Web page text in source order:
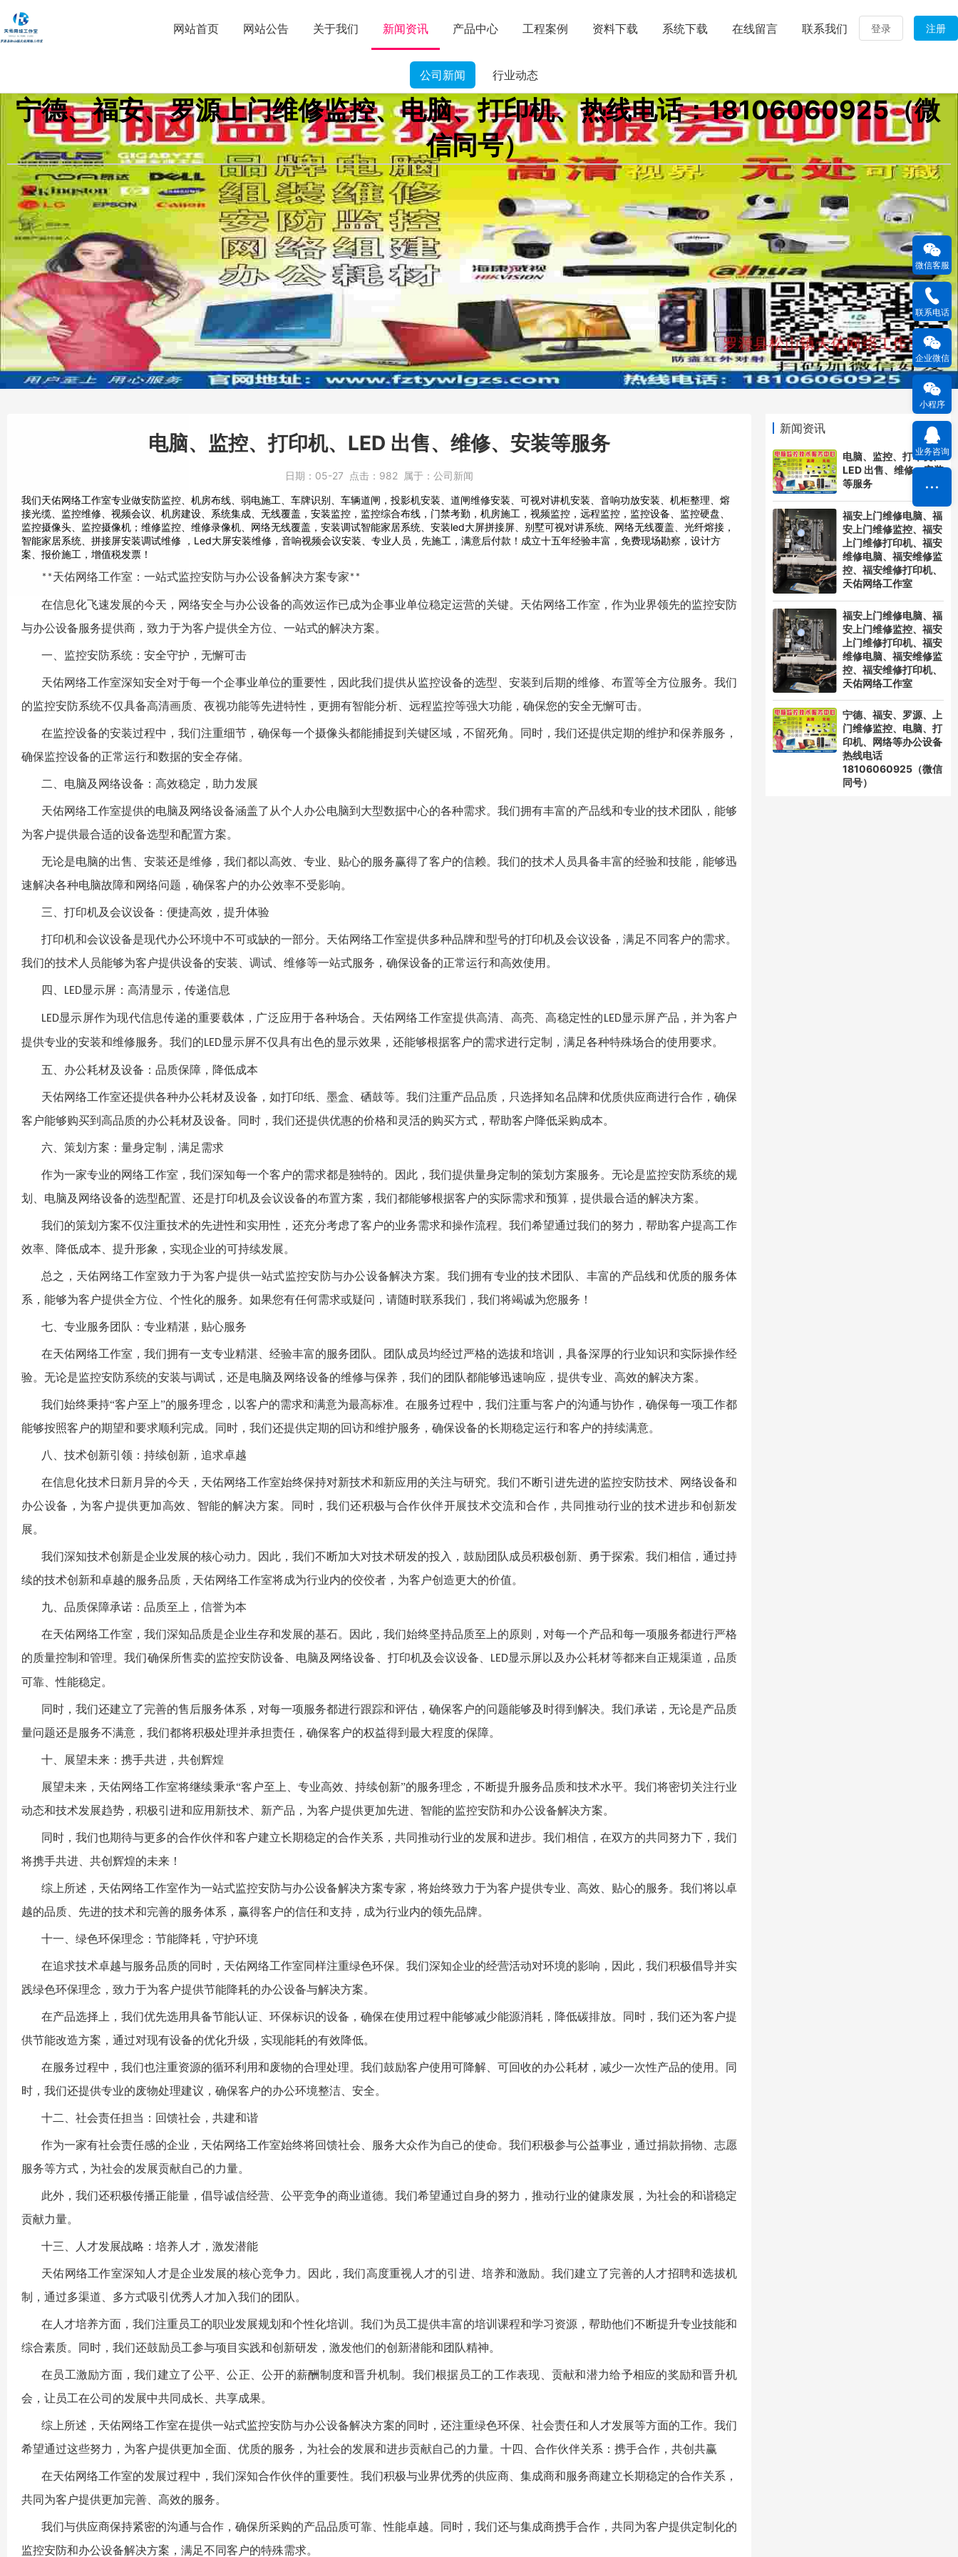
登录 注册
网站首页 网站公告 关于我们 新闻资讯 产品中心 工程案例 资料下载 系统下载 在线留言 联系我们
公司新闻 行业动态
宁德、福安、罗源上门维修监控、电脑、打印机、热线电话：18106060925（微
信同号）
新闻资讯
电脑、监控、打印机、
LED 出售、维修、安装
等服务
福安上门维修电脑、福
安上门维修监控、福安
上门维修打印机、福安
维修电脑、福安维修监
控、福安维修打印机、
天佑网络工作室
福安上门维修电脑、福
安上门维修监控、福安
上门维修打印机、福安
维修电脑、福安维修监
控、福安维修打印机、
天佑网络工作室
宁德、福安、罗源、上
门维修监控、电脑、打
印机、网络等办公设备
热线电话
18106060925（微信
同号）
电脑、监控、打印机、LED 出售、维修、安装等服务
日期： 05-27 点击： 982 属于： 公司新闻
我们天佑网络工作室专业做安防监控、机房布线、弱电施工、车牌识别、车辆道闸，投影机安装、道闸维修安装、可视对讲机安装、音响功放安装、机柜整理、熔
接光缆、监控维修、视频会议、机房建设、系统集成、无线覆盖，安装监控，监控综合布线，门禁考勤，机房施工，视频监控，远程监控，监控设备、监控硬盘、
监控摄像头、监控摄像机；维修监控、维修录像机、网络无线覆盖，安装调试智能家居系统、安装led大屏拼接屏、别墅可视对讲系统、网络无线覆盖、光纤熔接，
智能家居系统、拼接屏安装调试维修 ，Led大屏安装维修，音响视频会议安装、专业人员，先施工，满意后付款！成立十五年经验丰富，免费现场勘察，设计方
案、报价施工，增值税发票！
**天佑网络工作室 ：一站式监控安防与办公设备解决方案专家**
在信息化飞速发展的今天，网络安全与办公设备的高效运作已成为企事业单位稳定运营的关键。 天佑网络工作室 ，作为业界领先的监控安防
与办公设备服务提供商，致力于为客户提供全方位、一站式的解决方案。
一、监控安防系统：安全守护，无懈可击
天佑网络工作室深知安全对于每一个企事业单位的重要性，因此我们提供从监控设备的选型、安装到后期的维修、布置等全方位服务。我们
的监控安防系统不仅具备高清画质、夜视功能等先进特性，更拥有智能分析、远程监控等强大功能，确保您的安全无懈可击。
在监控设备的安装过程中，我们注重细节，确保每一个摄像头都能捕捉到关键区域，不留死角。同时，我们还提供定期的维护和保养服务，
确保监控设备的正常运行和数据的安全存储。
二、电脑及网络设备：高效稳定，助力发展
天佑网络工作室提供的电脑及网络设备涵盖了从个人办公电脑到大型数据中心的各种需求。我们拥有丰富的产品线和专业的技术团队，能够
为客户提供最合适的设备选型和配置方案。
无论是电脑的出售、安装还是维修，我们都以高效、专业、贴心的服务赢得了客户的信赖。我们的技术人员具备丰富的经验和技能，能够迅
速解决各种电脑故障和网络问题，确保客户的办公效率不受影响。
三、打印机及会议设备：便捷高效，提升体验
打印机和会议设备是现代办公环境中不可或缺的一部分。 天佑网络工作室提供多种品牌和型号的打印机及会议设备，满足不同客户的需求。
我们的技术人员能够为客户提供设备的安装、调试、维修等一站式服务，确保设备的正常运行和高效使用。
四、 LED显示屏：高清显示，传递信息
LED显示屏作为现代信息传递的重要载体，广泛应用于各种场合。 天佑网络工作室提供高清、高亮、高稳定性的 LED显示屏产品，并为客户
提供专业的安装和维修服务。我们的LED显示屏不仅具有出色的显示效果，还能够根据客户的需求进行定制，满足各种特殊场合的使用要求。
五、办公耗材及设备：品质保障，降低成本
天佑网络工作室还提供各种办公耗材及设备，如打印纸、墨盒、硒鼓等。我们注重产品品质，只选择知名品牌和优质供应商进行合作，确保
客户能够购买到高品质的办公耗材及设备。同时，我们还提供优惠的价格和灵活的购买方式，帮助客户降低采购成本。
六、策划方案：量身定制，满足需求
作为一家专业的网络工作室，我们深知每一个客户的需求都是独特的。因此，我们提供量身定制的策划方案服务。无论是监控安防系统的规
划、电脑及网络设备的选型配置、还是打印机及会议设备的布置方案，我们都能够根据客户的实际需求和预算，提供最合适的解决方案。
我们的策划方案不仅注重技术的先进性和实用性，还充分考虑了客户的业务需求和操作流程。我们希望通过我们的努力，帮助客户提高工作
效率、降低成本、提升形象，实现企业的可持续发展。
总之， 天佑网络工作室致力于为客户提供一站式监控安防与办公设备解决方案。我们拥有专业的技术团队、丰富的产品线和优质的服务体
系，能够为客户提供全方位、个性化的服务。如果您有任何需求或疑问，请随时联系我们，我们将竭诚为您服务！
七、专业服务团队：专业精湛，贴心服务
在天佑网络工作室 ，我们拥有一支专业精湛、经验丰富的服务团队。团队成员均经过严格的选拔和培训，具备深厚的行业知识和实际操作经
验。无论是监控安防系统的安装与调试，还是电脑及网络设备的维修与保养，我们的团队都能够迅速响应，提供专业、高效的解决方案。
我们始终秉持“客户至上”的服务理念，以客户的需求和满意为最高标准。在服务过程中，我们注重与客户的沟通与协作，确保每一项工作都
能够按照客户的期望和要求顺利完成。同时，我们还提供定期的回访和维护服务，确保设备的长期稳定运行和客户的持续满意。
八、技术创新引领：持续创新，追求卓越
在信息化技术日新月异的今天， 天佑网络工作室始终保持对新技术和新应用的关注与研究。我们不断引进先进的监控安防技术、网络设备和
办公设备，为客户提供更加高效、智能的解决方案。同时，我们还积极与合作伙伴开展技术交流和合作，共同推动行业的技术进步和创新发
展。
我们深知技术创新是企业发展的核心动力。因此，我们不断加大对技术研发的投入，鼓励团队成员积极创新、勇于探索。我们相信，通过持
续的技术创新和卓越的服务品质， 天佑网络工作室将成为行业内的佼佼者，为客户创造更大的价值。
九、品质保障承诺：品质至上，信誉为本
在天佑网络工作室 ，我们深知品质是企业生存和发展的基石。因此，我们始终坚持品质至上的原则，对每一个产品和每一项服务都进行严格
的质量控制和管理。我们确保所售卖的监控安防设备、电脑及网络设备、打印机及会议设备、
LED显示屏以及办公耗材等都来自正规渠道，品质
可靠、性能稳定。
同时，我们还建立了完善的售后服务体系，对每一项服务都进行跟踪和评估，确保客户的问题能够及时得到解决。我们承诺，无论是产品质
量问题还是服务不满意，我们都将积极处理并承担责任，确保客户的权益得到最大程度的保障。
十、展望未来：携手共进，共创辉煌
展望未来， 天佑网络工作室将继续秉承“客户至上、专业高效、持续创新”的服务理念，不断提升服务品质和技术水平。我们将密切关注行业
动态和技术发展趋势，积极引进和应用新技术、新产品，为客户提供更加先进、智能的监控安防和办公设备解决方案。
同时，我们也期待与更多的合作伙伴和客户建立长期稳定的合作关系，共同推动行业的发展和进步。我们相信，在双方的共同努力下，我们
将携手共进、共创辉煌的未来！
综上所述， 天佑网络工作室作为一站式监控安防与办公设备解决方案专家，将始终致力于为客户提供专业、高效、贴心的服务。我们将以卓
越的品质、先进的技术和完善的服务体系，赢得客户的信任和支持，成为行业内的领先品牌。
十一、绿色环保理念：节能降耗，守护环境
在追求技术卓越与服务品质的同时， 天佑网络工作室同样注重绿色环保。我们深知企业的经营活动对环境的影响，因此，我们积极倡导并实
践绿色环保理念，致力于为客户提供节能降耗的办公设备与解决方案。
在产品选择上，我们优先选用具备节能认证、环保标识的设备，确保在使用过程中能够减少能源消耗，降低碳排放。同时，我们还为客户提
供节能改造方案，通过对现有设备的优化升级，实现能耗的有效降低。
在服务过程中，我们也注重资源的循环利用和废物的合理处理。我们鼓励客户使用可降解、可回收的办公耗材，减少一次性产品的使用。同
时，我们还提供专业的废物处理建议，确保客户的办公环境整洁、安全。
十二、社会责任担当：回馈社会，共建和谐
作为一家有社会责任感的企业， 天佑网络工作室始终将回馈社会、服务大众作为自己的使命。我们积极参与公益事业，通过捐款捐物、志愿
服务等方式，为社会的发展贡献自己的力量。
此外，我们还积极传播正能量，倡导诚信经营、公平竞争的商业道德。我们希望通过自身的努力，推动行业的健康发展，为社会的和谐稳定
贡献力量。
十三、人才发展战略：培养人才，激发潜能
天佑网络工作室深知人才是企业发展的核心竞争力。因此，我们高度重视人才的引进、培养和激励。我们建立了完善的人才招聘和选拔机
制，通过多渠道、多方式吸引优秀人才加入我们的团队。
在人才培养方面，我们注重员工的职业发展规划和个性化培训。我们为员工提供丰富的培训课程和学习资源，帮助他们不断提升专业技能和
综合素质。同时，我们还鼓励员工参与项目实践和创新研发，激发他们的创新潜能和团队精神。
在员工激励方面，我们建立了公平、公正、公开的薪酬制度和晋升机制。我们根据员工的工作表现、贡献和潜力给予相应的奖励和晋升机
会，让员工在公司的发展中共同成长、共享成果。
综上所述， 天佑网络工作室在提供一站式监控安防与办公设备解决方案的同时，还注重绿色环保、社会责任和人才发展等方面的工作。我们
希望通过这些努力，为客户提供更加全面、优质的服务，为社会的发展和进步贡献自己的力量。十四、合作伙伴关系：携手合作，共创共赢
在天佑网络工作室的发展过程中，我们深知合作伙伴的重要性。我们积极与业界优秀的供应商、集成商和服务商建立长期稳定的合作关系，
共同为客户提供更加完善、高效的服务。
我们与供应商保持紧密的沟通与合作，确保所采购的产品品质可靠、性能卓越。同时，我们还与集成商携手合作，共同为客户提供定制化的
监控安防和办公设备解决方案，满足不同客户的特殊需求。
微信客服
联系电话
企业微信
小程序
业务咨询